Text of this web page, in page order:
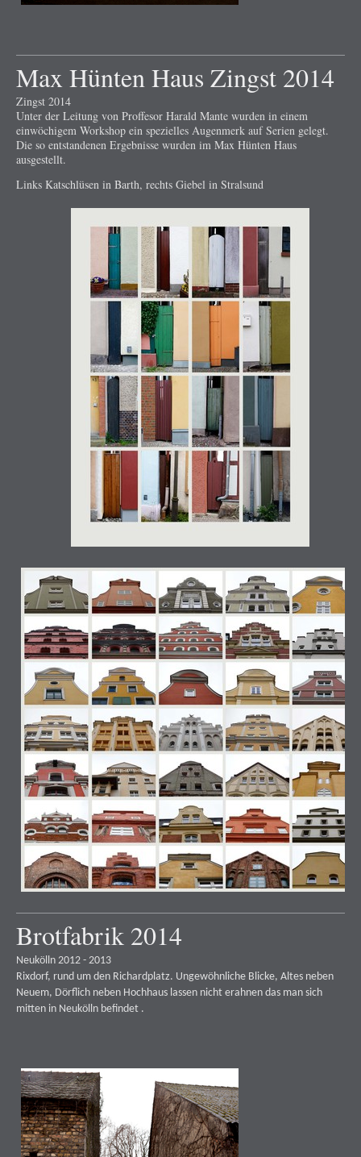
Max Hünten Haus Zingst 2014
Zingst 2014
Unter der Leitung von Proffesor Harald Mante wurden in einem
einwöchigem Workshop ein spezielles Augenmerk auf Serien gelegt.
Die so entstandenen Ergebnisse wurden im Max Hünten Haus
ausgestellt.
Links Katschlüsen in Barth, rechts Giebel in Stralsund
Brotfabrik 2014
Neukölln 2012 - 2013
Rixdorf, rund um den Richardplatz. Ungewöhnliche Blicke, Altes neben
Neuem, Dörflich neben Hochhaus lassen nicht erahnen das man sich
mitten in Neukölln befindet .